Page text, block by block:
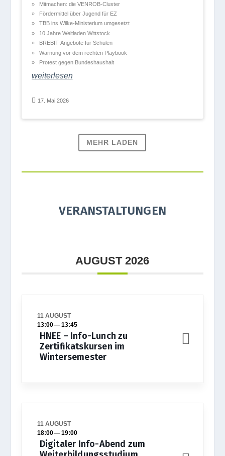
Mit­ma­chen: die VENROB-Cluster
För­der­mit­tel über Jugend für EZ
TBB ins Wilke-Minis­te­rium umgesetzt
10 Jahre Welt­la­den Wittstock
BRE­BIT-Ange­bote für Schulen
War­nung vor dem rech­ten Playbook
Pro­test gegen Bundeshaushalt
wei­ter­le­sen
 17. Mai 2026
MEHR LADEN
VERANSTALTUNGEN
AUGUST 2026
11 AUGUST
13:00—13:45
HNEE – Info-Lunch zu
Zertifikatskursen im
Wintersemester
11 AUGUST
18:00—19:00
Digitaler Info-Abend zum